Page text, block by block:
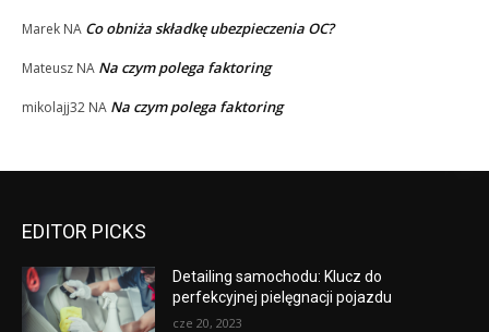
Marek NA Co obniża składkę ubezpieczenia OC?
Mateusz NA Na czym polega faktoring
mikolajj32 NA Na czym polega faktoring
EDITOR PICKS
Detailing samochodu: Klucz do
perfekcyjnej pielęgnacji pojazdu
cze 20, 2023